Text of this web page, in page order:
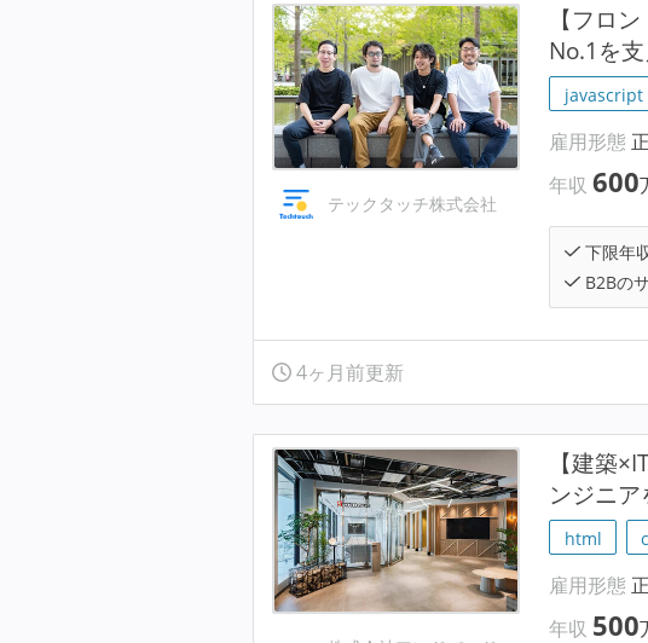
テックタッチ株式会社
【フロ
No.1を
javascript
雇用形態
年収600
下限年
B2Bの
4ヶ月前更新
【建築
ンジニア
html
雇用形態
年収 500